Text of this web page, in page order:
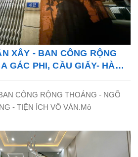
XÂY - BAN CÔNG RỘNG
GÁC PHI, CẦU GIẤY- HÀ
CÔNG RỘNG THOÁNG - NGÕ
- TIỆN ÍCH VÔ VÀN.Mô